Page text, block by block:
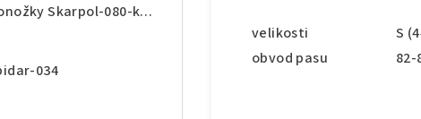
Vzorované ponožky Skarpol-080-kaktus
034
velikosti S
obvod pasu
82-